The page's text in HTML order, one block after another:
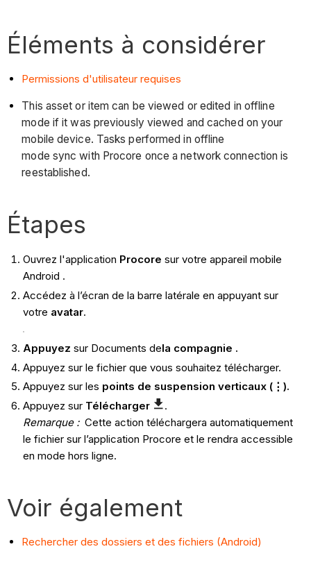
Éléments à considérer
Permissions d'utilisateur requises
This asset or item can be viewed or edited in offline
mode if it was previously viewed and cached on your
mobile device. Tasks performed in offline
mode sync with Procore once a network connection is
reestablished.
Étapes
Ouvrez l'application Procore sur votre appareil mobile
Android .
Accédez à l’écran de la barre latérale en appuyant sur
votre avatar.
Appuyez sur Documents dela compagnie .
Appuyez sur le fichier que vous souhaitez télécharger.
Appuyez sur les points de suspension verticaux (⋮).
Appuyez sur Télécharger
.
Remarque : Cette action téléchargera automatiquement
le fichier sur l’application Procore et le rendra accessible
en mode hors ligne.
Voir également
Rechercher des dossiers et des fichiers (Android)